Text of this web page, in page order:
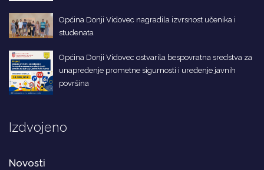
Općina Donji Vidovec nagradila izvrsnost učenika i
studenata
Općina Donji Vidovec ostvarila bespovratna sredstva za
unapređenje prometne sigurnosti i uređenje javnih
površina
Izdvojeno
Novosti